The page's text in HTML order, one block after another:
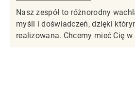
Nasz zespół to różnorodny
myśli i doświadczeń, dzięki
realizowana. Chcemy mieć Cię